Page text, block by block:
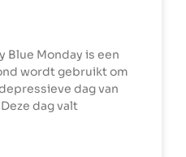
Blue Monday is een
wordt gebruikt om
dag van
dag valt